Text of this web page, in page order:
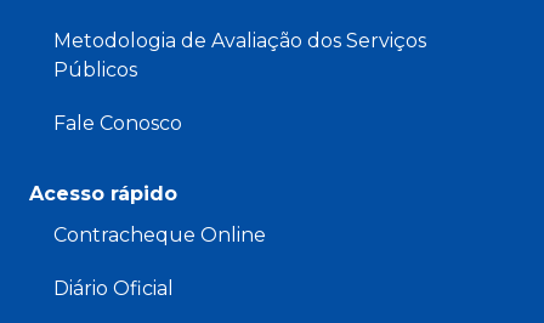
Metodologia de Avaliação dos Serviços
Públicos
Fale Conosco
Acesso rápido
Contracheque Online
Diário Oficial